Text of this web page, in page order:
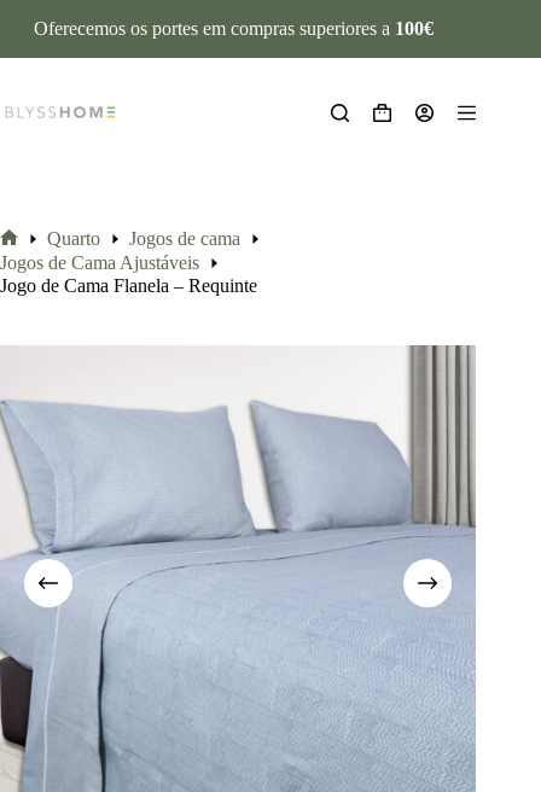
Oferecemos os portes em compras superiores a 100€
Quarto
Jogos de cama
Jogos de Cama Ajustáveis
Jogo de Cama Flanela – Requinte